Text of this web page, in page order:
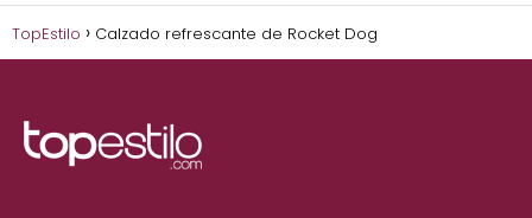
TopEstilo Calzado refrescante de Rocket Dog